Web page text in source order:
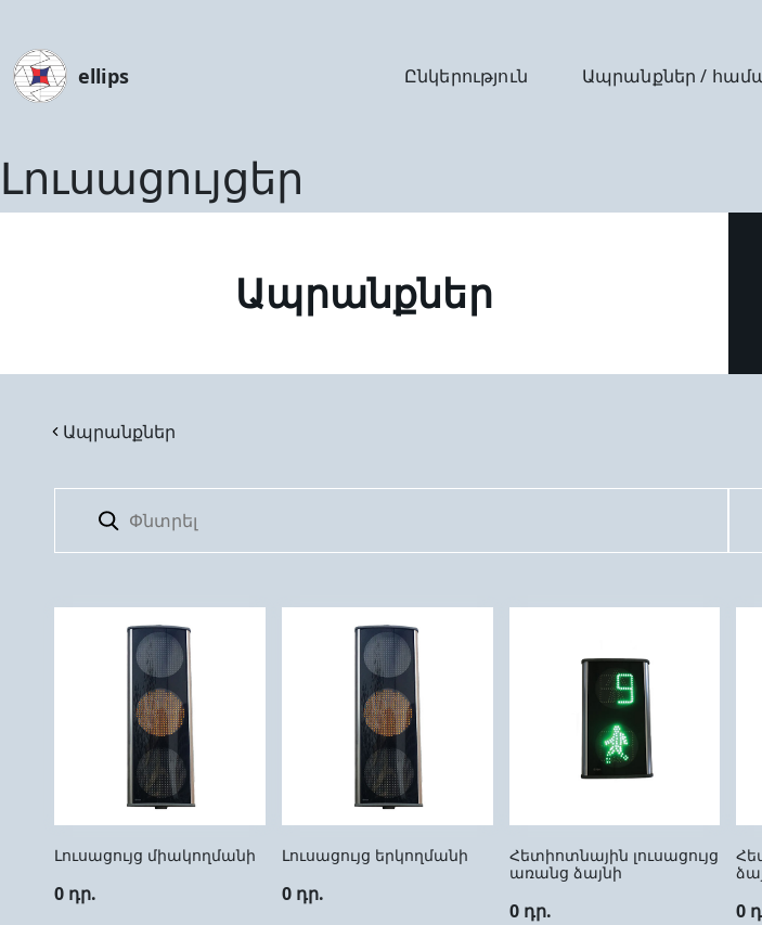
ellips Ընկերություն Ապրանքներ /
Լուսացույցեր
Ապրանքներ
Ապրանքներ
Լուսացույց միակողմանի
0 դր.
Լուսացույց երկողմանի
0 դր.
Հետիոտնային լուսացույց
առանց ձայնի
0 դր. 0